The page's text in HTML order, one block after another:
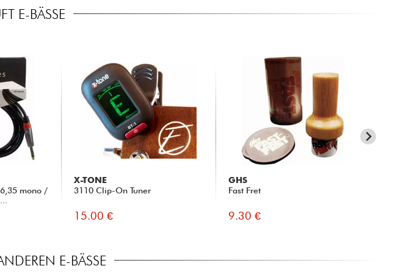
E-BÄSSE
mono /
X-TONE
3110 Clip-On Tuner
15.00 €
GHS
Fast Fret
9.30 €
E-BÄSSE